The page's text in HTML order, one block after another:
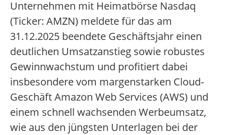
Unternehmen mit Heimatbörse Nasdaq
(Ticker: AMZN) meldete für das am
31.12.2025 beendete Geschäftsjahr einen
deutlichen Umsatzanstieg sowie robustes
Gewinnwachstum und profitiert dabei
insbesondere vom margenstarken Cloud-
Geschäft Amazon Web Services (AWS) und
einem schnell wachsenden Werbeumsatz,
wie aus den jüngsten Unterlagen bei der